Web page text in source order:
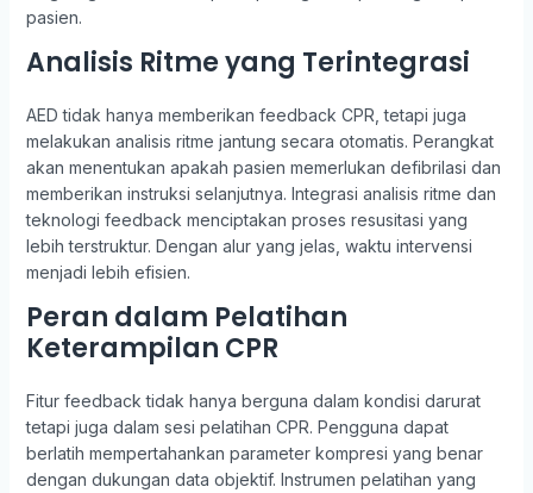
pasien.
Analisis Ritme yang Terintegrasi
AED tidak hanya memberikan feedback CPR, tetapi juga
melakukan analisis ritme jantung secara otomatis. Perangkat
akan menentukan apakah pasien memerlukan defibrilasi dan
memberikan instruksi selanjutnya. Integrasi analisis ritme dan
teknologi feedback menciptakan proses resusitasi yang
lebih terstruktur. Dengan alur yang jelas, waktu intervensi
menjadi lebih efisien.
Peran dalam Pelatihan
Keterampilan CPR
Fitur feedback tidak hanya berguna dalam kondisi darurat
tetapi juga dalam sesi pelatihan CPR. Pengguna dapat
berlatih mempertahankan parameter kompresi yang benar
dengan dukungan data objektif. Instrumen pelatihan yang